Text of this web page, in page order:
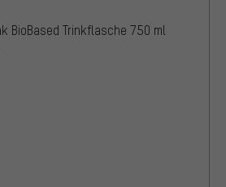
BioBased Trinkflasche 750 ml